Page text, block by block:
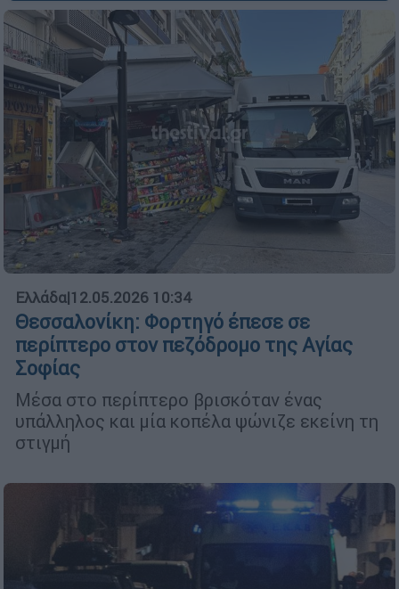
Ελλάδα|12.05.2026 10:34
Θεσσαλονίκη: Φορτηγό έπεσε σε
περίπτερο στον πεζόδρομο της Αγίας
Σοφίας
Μέσα στο περίπτερο βρισκόταν ένας
υπάλληλος και μία κοπέλα ψώνιζε εκείνη τη
στιγμή